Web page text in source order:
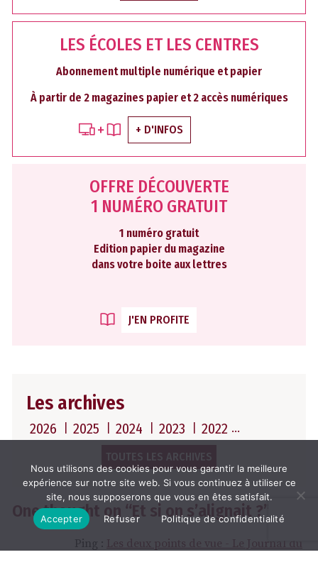
LES ÉCOLES ET LES CENTRES
Abonnement multiple numérique et papier
À partir de 2 magazines papier et 2 accès numériques
+ D'INFOS
OFFRE DÉCOUVERTE
1 NUMÉRO GRATUIT
1 numéro gratuit
Edition papier du magazine
dans votre boite aux lettres
J'EN PROFITE
Les archives
2026 2025 2024 2023 2022
TOUTES LES ARCHIVES
One thought on “Et si on s’alignait ?”
Ping : Les deux points de vue - Le Journal du
Nous utilisons des cookies pour vous garantir la meilleure
expérience sur notre site web. Si vous continuez à utiliser ce
site, nous supposerons que vous en êtes satisfait.
Accepter
Refuser Politique de confidentialité